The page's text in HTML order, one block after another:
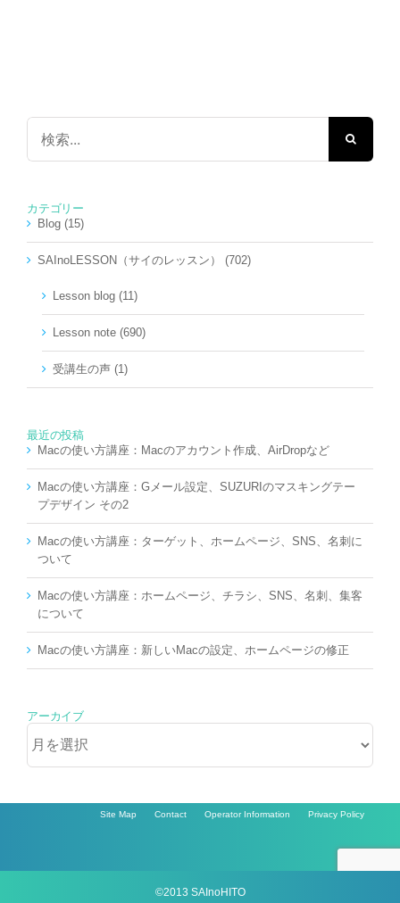
検
…
カテゴリー
Blog (15)
SAInoLESSON（サイのレッスン） (702)
Lesson blog (11)
Lesson note (690)
受講生の声 (1)
最近の投稿
Macの使い方講座：Macのアカウント作成、AirDropなど
Macの使い方講座：Gメール設定、SUZURIのマスキングテー
プデザイン その2
Macの使い方講座：ターゲット、ホームページ、SNS、名刺に
ついて
Macの使い方講座：ホームページ、チラシ、SNS、名刺、集客
について
Macの使い方講座：新しいMacの設定、ホームページの修正
アーカイブ
ー
カ
ブ
Site Map Contact Operator Information Privacy Policy
©2013 SAInoHITO